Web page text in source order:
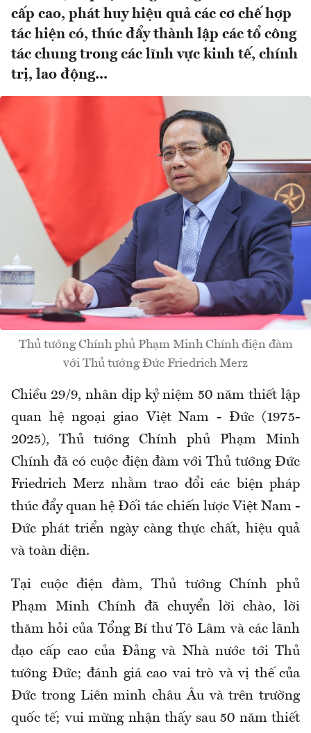
cấp cao, phát huy hiệu quả các cơ chế hợp
tác hiện có, thúc đẩy thành lập các tổ công
tác chung trong các lĩnh vực kinh tế, chính
trị, lao động...
Thủ tướng Chính phủ Phạm Minh Chính điện đàm
với Thủ tướng Đức Friedrich Merz
Chiều 29/9, nhân dịp kỷ niệm 50 năm thiết lập
quan hệ ngoại giao Việt Nam - Đức (1975-
2025), Thủ tướng Chính phủ Phạm Minh
Chính đã có cuộc điện đàm với Thủ tướng Đức
Friedrich Merz nhằm trao đổi các biện pháp
thúc đẩy quan hệ Đối tác chiến lược Việt Nam -
Đức phát triển ngày càng thực chất, hiệu quả
và toàn diện.
Tại cuộc điện đàm, Thủ tướng Chính phủ
Phạm Minh Chính đã chuyển lời chào, lời
thăm hỏi của Tổng Bí thư Tô Lâm và các lãnh
đạo cấp cao của Đảng và Nhà nước tới Thủ
tướng Đức; đánh giá cao vai trò và vị thế của
Đức trong Liên minh châu Âu và trên trường
quốc tế; vui mừng nhận thấy sau 50 năm thiết